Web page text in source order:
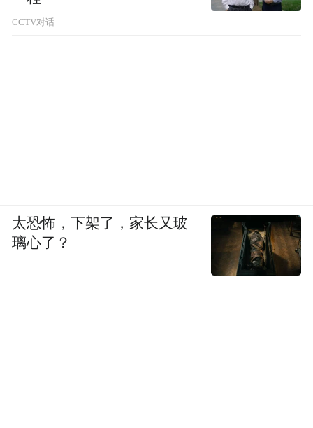
CCTV对话
太恐怖，下架了，家长又玻
璃心了？